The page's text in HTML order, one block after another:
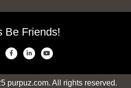
Be Friends!
purpuz.com. All rights reserved.